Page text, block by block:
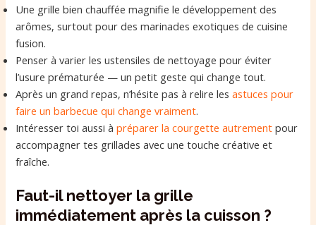
Une grille bien chauffée magnifie le développement des
arômes, surtout pour des marinades exotiques de cuisine
fusion.
Penser à varier les ustensiles de nettoyage pour éviter
l’usure prématurée — un petit geste qui change tout.
Après un grand repas, n’hésite pas à relire lesastuces pour
faire un barbecue qui change vraiment.
Intéresser toi aussi àpréparer la courgette autrement pour
accompagner tes grillades avec une touche créative et
fraîche.
Faut-il nettoyer la grille
immédiatement après la cuisson ?